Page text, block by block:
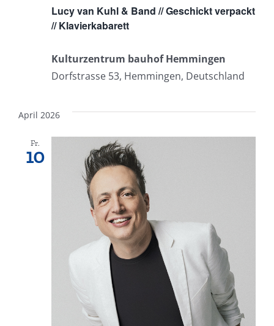
Lucy van Kuhl & Band // Geschickt verpackt
// Klavierkabarett
Kulturzentrum bauhof Hemmingen
Dorfstrasse 53, Hemmingen, Deutschland
April 2026
Fr.
10